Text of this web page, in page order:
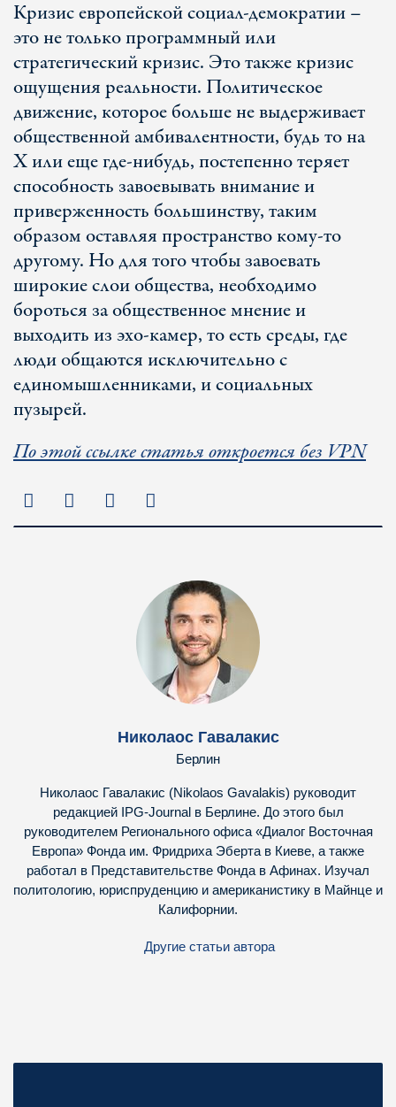
Кризис европейской социал-демократии –
это не только программный или
стратегический кризис. Это также кризис
ощущения реальности. Политическое
движение, которое больше не выдерживает
общественной амбивалентности, будь то на
X или еще где-нибудь, постепенно теряет
способность завоевывать внимание и
приверженность большинству, таким
образом оставляя пространство кому-то
другому. Но для того чтобы завоевать
широкие слои общества, необходимо
бороться за общественное мнение и
выходить из эхо-камер, то есть среды, где
люди общаются исключительно с
единомышленниками, и социальных
пузырей.
По этой ссылке статья откроется без VPN
Николаос Гавалакис
Берлин
Николаос Гавалакис (Nikolaos Gavalakis) руководит
редакцией IPG-Journal в Берлине. До этого был
руководителем Регионального офиса «Диалог Восточная
Европа» Фонда им. Фридриха Эберта в Киеве, а также
работал в Представительстве Фонда в Афинах. Изучал
политологию, юриспруденцию и американистику в Майнце и
Калифорнии.
Другие статьи автора